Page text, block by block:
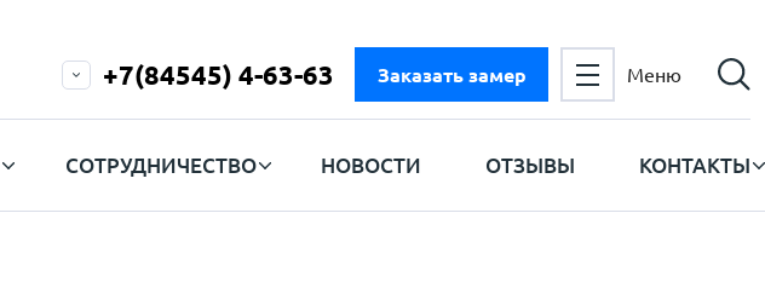
+7(84545) 4-63-63 Заказать замер Меню
СОТРУДНИЧЕСТВО НОВОСТИ ОТЗЫВЫ КОНТАКТЫ